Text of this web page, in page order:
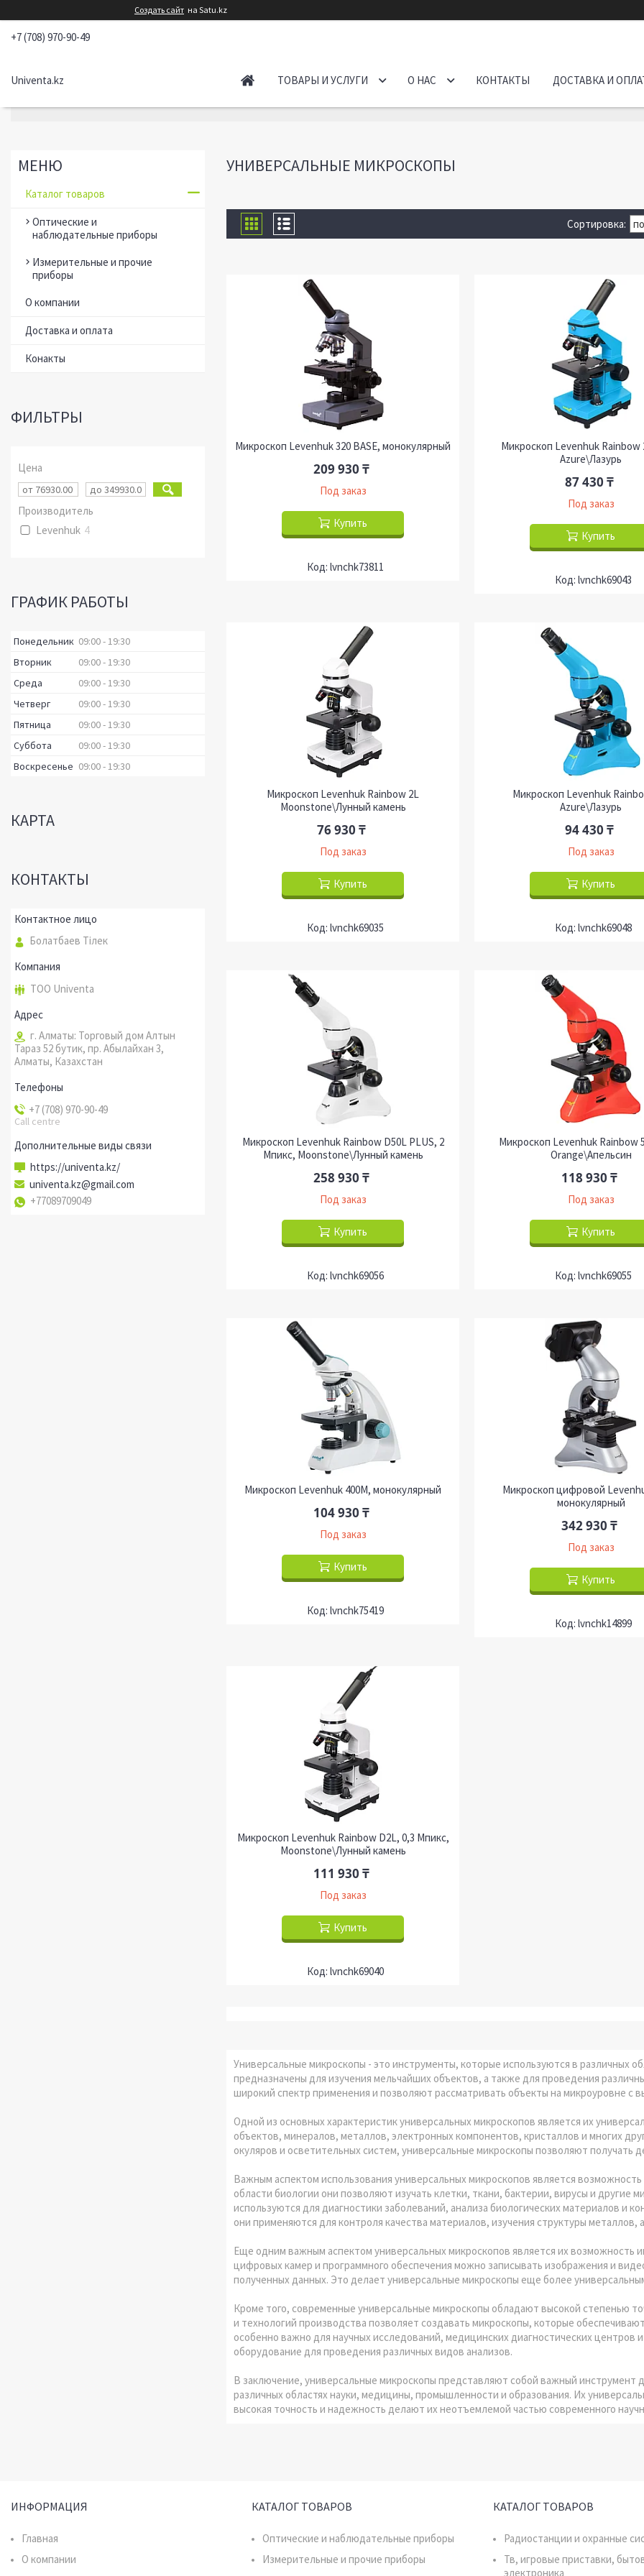
Создать сайт на Satu.kz
+7 (708) 970-90-49
Univenta.kz ТОВАРЫ И УСЛУГИ О НАС КОНТАКТЫ ДОСТАВКА И
УНИВЕРСАЛЬНЫЕ МИКРОСКОПЫ
Микроскоп Levenhuk 320 BASE, монокулярный
209 930 ₸
Под заказ
Купить
lvnchk73811
Микроскоп Levenhuk Rainbow
Azure\Лазурь
87 430 ₸
Под заказ
Купить
lvnchk69043
Микроскоп Levenhuk Rainbow 2L
Moonstone\Лунный камень
76 930 ₸
Под заказ
Купить
lvnchk69035
Микроскоп Levenhuk
Azure\Лазурь
94 430 ₸
Под заказ
Купить
lvnchk69048
Микроскоп Levenhuk Rainbow D50L PLUS, 2
Мпикс, Moonstone\Лунный камень
258 930 ₸
Под заказ
Купить
lvnchk69056
Микроскоп Levenhuk Rainbow
Orange\Апельсин
118 930 ₸
Под заказ
Купить
lvnchk69055
Микроскоп Levenhuk 400M, монокулярный
104 930 ₸
Под заказ
Купить
lvnchk75419
Микроскоп цифровой
монокулярный
342 930 ₸
Под заказ
Купить
lvnchk14899
Микроскоп Levenhuk Rainbow D2L, 0,3 Мпикс,
Moonstone\Лунный камень
111 930 ₸
Под заказ
Купить
lvnchk69040
Универсальные микроскопы - это инструменты, которые используются в различных
предназначены для изучения мельчайших объектов, а также для проведения
широкий спектр применения и позволяют рассматривать объекты на микроуровне с
Одной из основных характеристик универсальных микроскопов является их
объектов, минералов, металлов, электронных компонентов, кристаллов и многих
окуляров и осветительных систем, универсальные микроскопы позволяют получать
Важным аспектом использования универсальных микроскопов является
области биологии они позволяют изучать клетки, ткани, бактерии, вирусы и
используются для диагностики заболеваний, анализа биологических материалов и
они применяются для контроля качества материалов, изучения структуры металлов,
Еще одним важным аспектом универсальных микроскопов является их возможность
цифровых камер и программного обеспечения можно записывать изображения и
полученных данных. Это делает универсальные микроскопы еще более
Кроме того, современные универсальные микроскопы обладают высокой степенью
и технологий производства позволяет создавать микроскопы, которые
особенно важно для научных исследований, медицинских диагностических
оборудование для проведения различных видов анализов.
В заключение, универсальные микроскопы представляют собой важный инструмент
различных областях науки, медицины, промышленности и образования. Их
высокая точность и надежность делают их неотъемлемой частью современного
Каталог товаров
Оптические и
наблюдательные приборы
Измерительные и прочие
приборы
О компании
Доставка и оплата
Конакты
ФИЛЬТРЫ
Цена
Производитель
Levenhuk 4
ГРАФИК РАБОТЫ
Понедельник 09:00 19:30
Вторник
09:00 19:30
Среда
09:00 19:30
Четверг
09:00 19:30
Пятница
09:00 19:30
Суббота
09:00 19:30
Воскресенье 09:00 19:30
КАРТА
КОНТАКТЫ
Болатбаев Тілек
ТОО Univenta
г. Алматы: Торговый дом Алтын
Тараз 52 бутик, пр. Абылайхан 3,
Алматы, Казахстан
+7 (708) 970-90-49
Call centre
https://univenta.kz/
univenta.kz@gmail.com
+77089709049
ИНФОРМАЦИЯ
Главная
О компании
КАТАЛОГ ТОВАРОВ
Оптические и наблюдательные приборы
Измерительные и прочие приборы
КАТАЛОГ ТОВАРОВ
Радиостанции и охранные
Тв, игровые приставки,
электроника